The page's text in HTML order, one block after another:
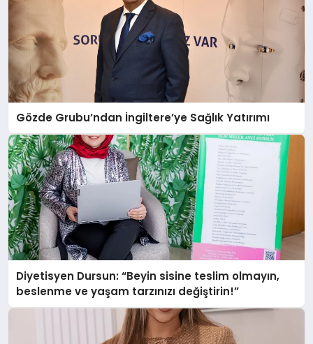
Gözde Grubu’ndan İngiltere’ye Sağlık Yatırımı
Diyetisyen Dursun: “Beyin sisine teslim olmayın,
beslenme ve yaşam tarzınızı değiştirin!”